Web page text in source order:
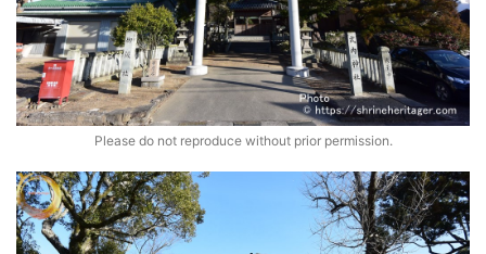
Please do not reproduce without prior permission.